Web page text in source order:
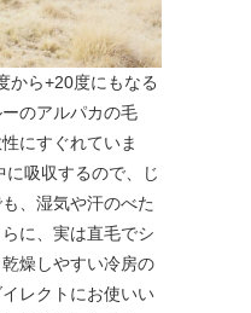
から+20度にもなる
のアルパカの毛
にすぐれていま
吸収するので、じ
、湿気や汗のべた
に、実は直毛でシ
燥しやすい冷房の
レクトにお使いい